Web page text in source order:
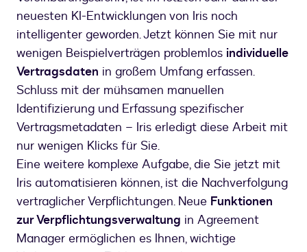
neuesten KI-Entwicklungen von Iris noch
intelligenter geworden. Jetzt können Sie mit nur
wenigen Beispielverträgen problemlos individuelle
Vertragsdaten in großem Umfang erfassen.
Schluss mit der mühsamen manuellen
Identifizierung und Erfassung spezifischer
Vertragsmetadaten – Iris erledigt diese Arbeit mit
nur wenigen Klicks für Sie.
Eine weitere komplexe Aufgabe, die Sie jetzt mit
Iris automatisieren können, ist die Nachverfolgung
vertraglicher Verpflichtungen. Neue Funktionen
zur Verpflichtungsverwaltung in Agreement
Manager ermöglichen es Ihnen, wichtige